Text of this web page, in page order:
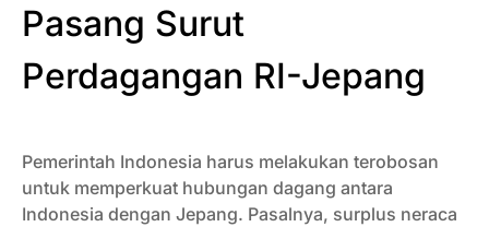
Pasang Surut
Perdagangan RI-Jepang
Pemerintah Indonesia harus melakukan terobosan
untuk memperkuat hubungan dagang antara
Indonesia dengan Jepang. Pasalnya, surplus neraca